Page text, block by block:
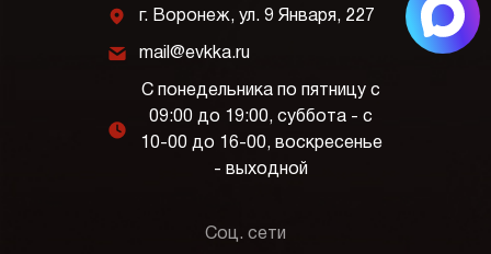
j г. Воронеж, ул. 9 Января, 227
k mail@evkka.ru
l
С понедельника по пятницу с
09:00 до 19:00, суббота - с
10-00 до 16-00, воскресенье
- выходной
Соц. сети